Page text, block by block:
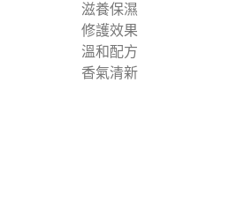
滋養保濕
修護效果
溫和配方
香氣清新